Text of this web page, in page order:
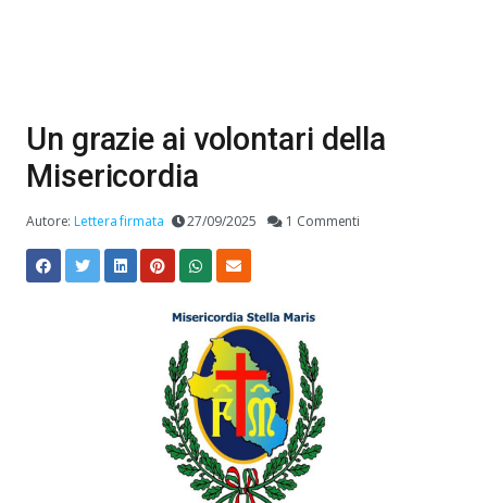
Un grazie ai volontari della
Misericordia
Autore:Lettera firmata 27/09/2025 1 Commenti